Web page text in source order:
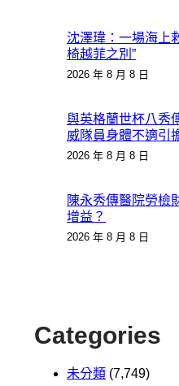
沈澤瑋：一場海上
椅越菲之別”
2026 年 8 月 8 日
與英格蘭世杯八秀
威隊員身體不適引
2026 年 8 月 8 日
陳永秀傳醫院勞檢
增益？
2026 年 8 月 8 日
Categories
未分類 (7,749)